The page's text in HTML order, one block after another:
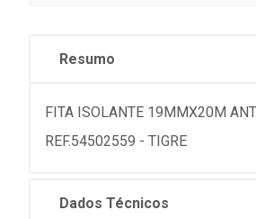
Resumo
FITA ISOLANTE 19MMX20M
REF.54502559 - TIGRE
Dados Técnicos